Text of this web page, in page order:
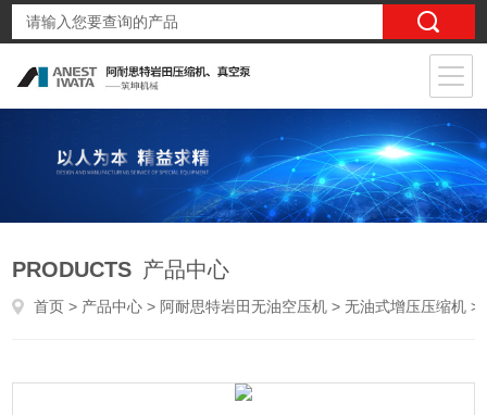
PRODUCTS 产品中心
首页 > 产品中心 > 阿耐思特岩田无油空压机 >无油式增压压缩机 > EFBSJ07-9.5日本岩田实验室专用增压压缩机